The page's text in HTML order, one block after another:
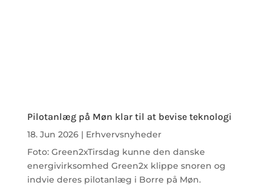
Pilotanlæg på Møn klar til at bevise teknologi
18. Jun 2026| Erhvervsnyheder
Foto: Green2xTirsdag kunne den danske
energivirksomhed Green2x klippe snoren og
indvie deres pilotanlæg i Borre på Møn.